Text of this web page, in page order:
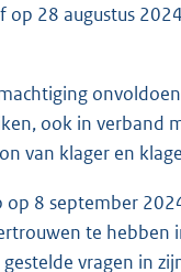
op 28 augustus
ook in verband
van klager en
8 september
te
vragen in